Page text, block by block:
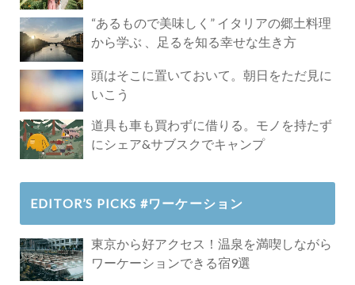
“あるもので美味しく” イタリアの郷土料理
から学ぶ 、足るを知る幸せな生き方
頭はそこに置いておいて。朝日をただ見に
いこう
道具も車も買わずに借りる。モノを持たず
にシェア&サブスクでキャンプ
EDITOR’S PICKS #ワーケーション
東京から好アクセス！温泉を満喫しながら
ワーケーションできる宿9選